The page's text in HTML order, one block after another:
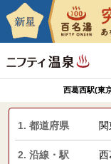
西葛西駅(東
1. 都道府県
2. 沿線・駅 西